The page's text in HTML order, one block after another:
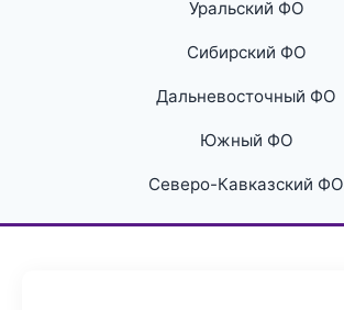
Уральский ФО
Сибирский ФО
Дальневосточный ФО
Южный ФО
Северо-Кавказский ФО